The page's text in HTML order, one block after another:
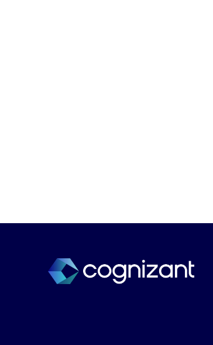
BYOD (Bring Your Own
C
Chatbots